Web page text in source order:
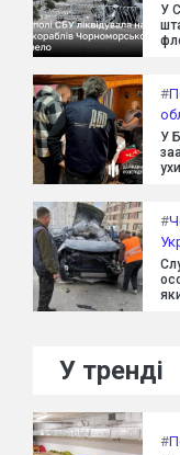
У
#
У
#
У тренді
#